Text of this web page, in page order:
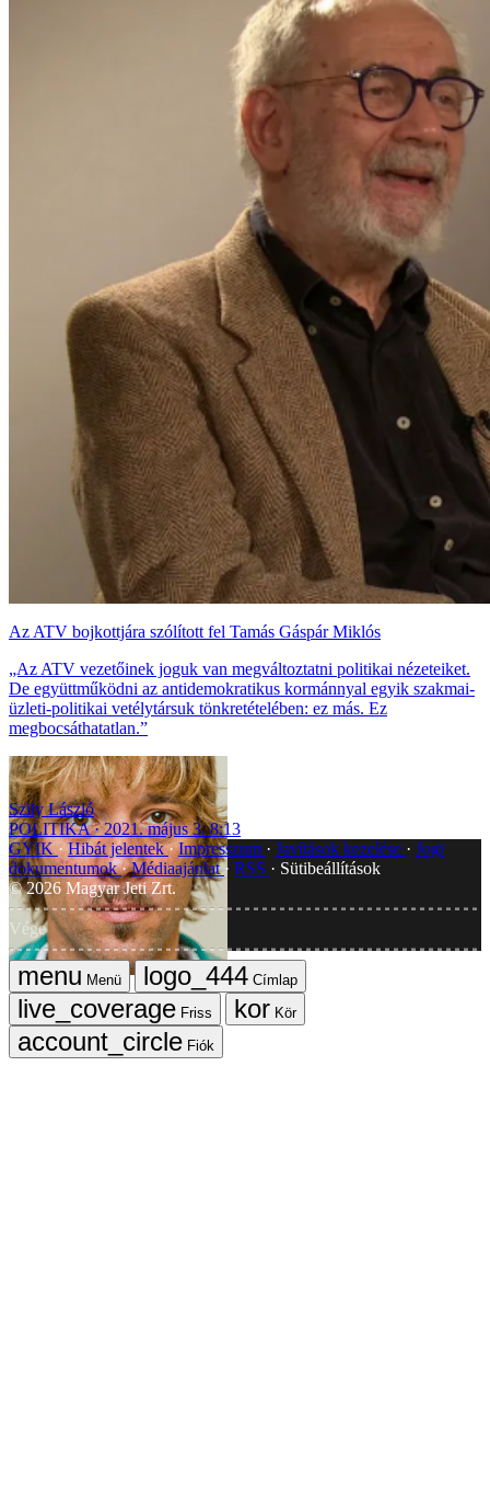
Az ATV bojkottjára szólított fel Tamás Gáspár Miklós
„Az ATV vezetőinek joguk van megváltoztatni politikai nézeteiket.
De együttműködni az antidemokratikus kormánnyal egyik szakmai-
üzleti-politikai vetélytársuk tönkretételében: ez más. Ez
megbocsáthatatlan.”
Szily László
POLITIKA
2021. május 3. 8:13
GYIK Hibát jelentek Impresszum Javítások kezelése
Jogi
dokumentumok Médiaajánlat RSS
Sütibeállítások
©2026Magyar Jeti Zrt.
Vége
Menü
Címlap
Friss
Kör
Fiók